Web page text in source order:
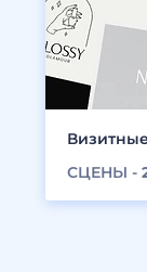
СЦЕНЫ -